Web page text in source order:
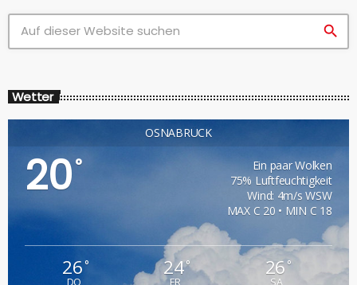
search
Wetter
OSNABRÜCK
20°
Ein paar Wolken
75% Luftfeuchtigkeit
Wind: 4m/s WSW
MAX C 20 • MIN C 18
26° 24° 26°